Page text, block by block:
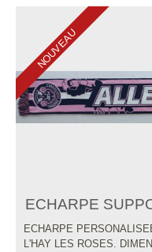
ECHARPE
ECHARPE
L'HAY LES ROSES.
NOUVEAU